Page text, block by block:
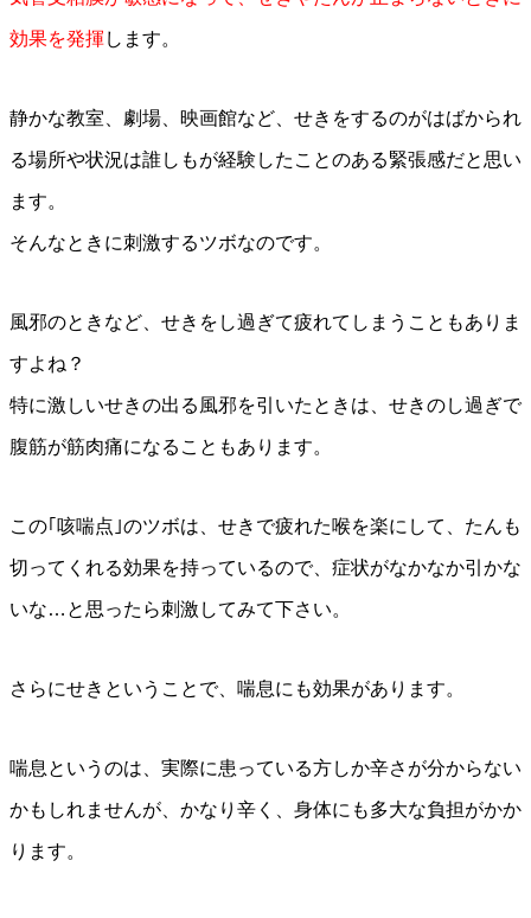
効果を発揮 します。
静かな教室、劇場、映画館など、せきをするのがはばかられ
る場所や状況は誰しもが経験したことのある緊張感だと思い
ます。
そんなときに刺激するツボなのです。
風邪のときなど、せきをし過ぎて疲れてしまうこともありま
すよね？
特に激しいせきの出る風邪を引いたときは、せきのし過ぎで
腹筋が筋肉痛になることもあります。
この｢咳喘点｣のツボは、せきで疲れた喉を楽にして、たんも
切ってくれる効果を持っているので、症状がなかなか引かな
いな…と思ったら刺激してみて下さい。
さらにせきということで、喘息にも効果があります。
喘息というのは、実際に患っている方しか辛さが分からない
かもしれませんが、かなり辛く、身体にも多大な負担がかか
ります。